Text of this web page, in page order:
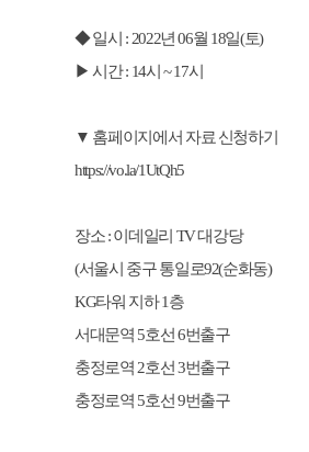
◆ 일시 : 2022년 06월 18일(토)
▶ 시간 : 14시 ~ 17시
▼ 홈페이지에서 자료 신청하기
https://vo.la/1UtQh5
장소 : 이데일리 TV 대강당
(서울시 중구 통일로92(순화동)
KG타워 지하 1층
서대문역 5호선 6번출구
충정로역 2호선 3번출구
충정로역 5호선 9번출구